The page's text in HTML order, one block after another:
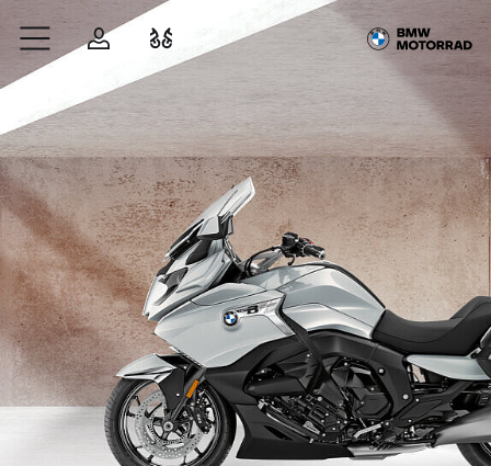
Zum Hauptinhalt springen
AnmeldenFahrzeugvergleich